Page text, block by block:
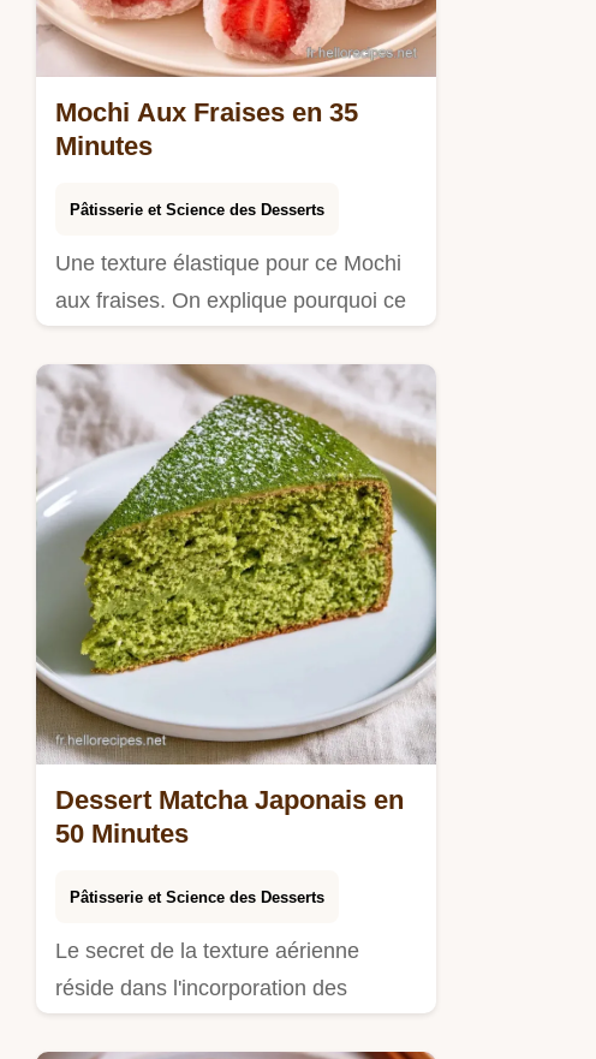
Mochi Aux Fraises en 35
Minutes
Pâtisserie et Science des Desserts
Une texture élastique pour ce Mochi
aux fraises. On explique pourquoi ce
Dessert Matcha Japonais en
50 Minutes
Pâtisserie et Science des Desserts
Le secret de la texture aérienne
réside dans l'incorporation des